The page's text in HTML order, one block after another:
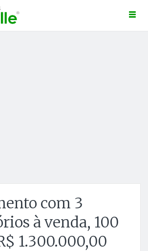
com 3
à venda, 100
1.300.000,00